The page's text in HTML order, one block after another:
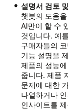
설명서 검토
챗봇의 도움
AI만이 할 수
것입니다. 예
구매자들의
기능 설명을
제품의 성능
줍니다. 제품
문제에 대한
나열하거나
인사이트를